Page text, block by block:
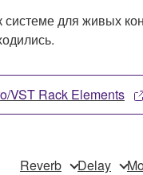
для живых
VST Rack Elements
Reverb Delay